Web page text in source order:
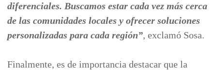
diferenciales. Buscamos estar cada vez más cerca
de las comunidades locales y ofrecer soluciones
personalizadas para cada región”, exclamó Sosa.
Finalmente, es de importancia destacar que la